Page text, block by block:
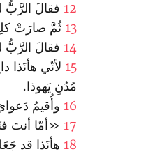
12 فقالَ الرَّبُّ
13 ثُمَّ صارَتْ
14 فقالَ
15 لأنّي
مُدُنِ يَهوذا.
16 وأُقيمُ
17 «أمّا أنتَ
18 هأنَذا قد